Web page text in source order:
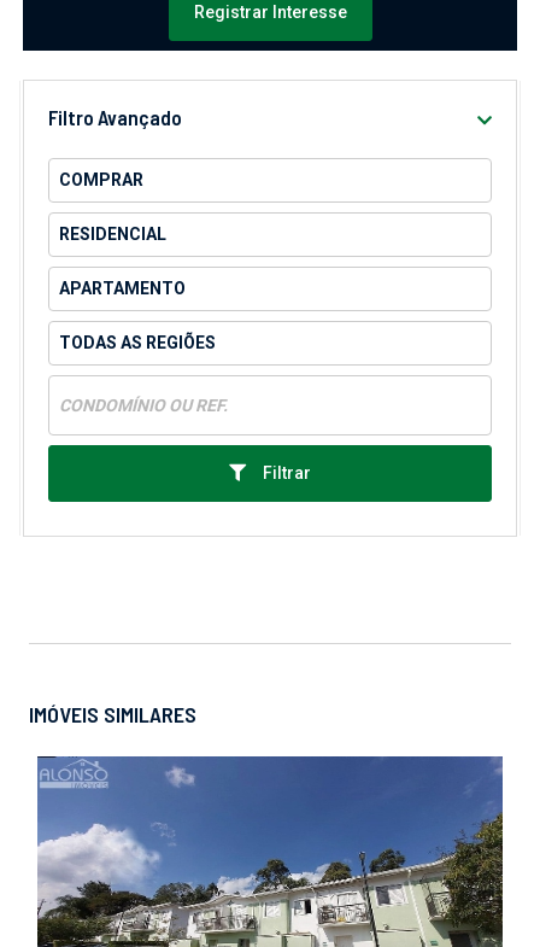
Registrar Interesse
Filtro Avançado
Filtrar
IMÓVEIS SIMILARES